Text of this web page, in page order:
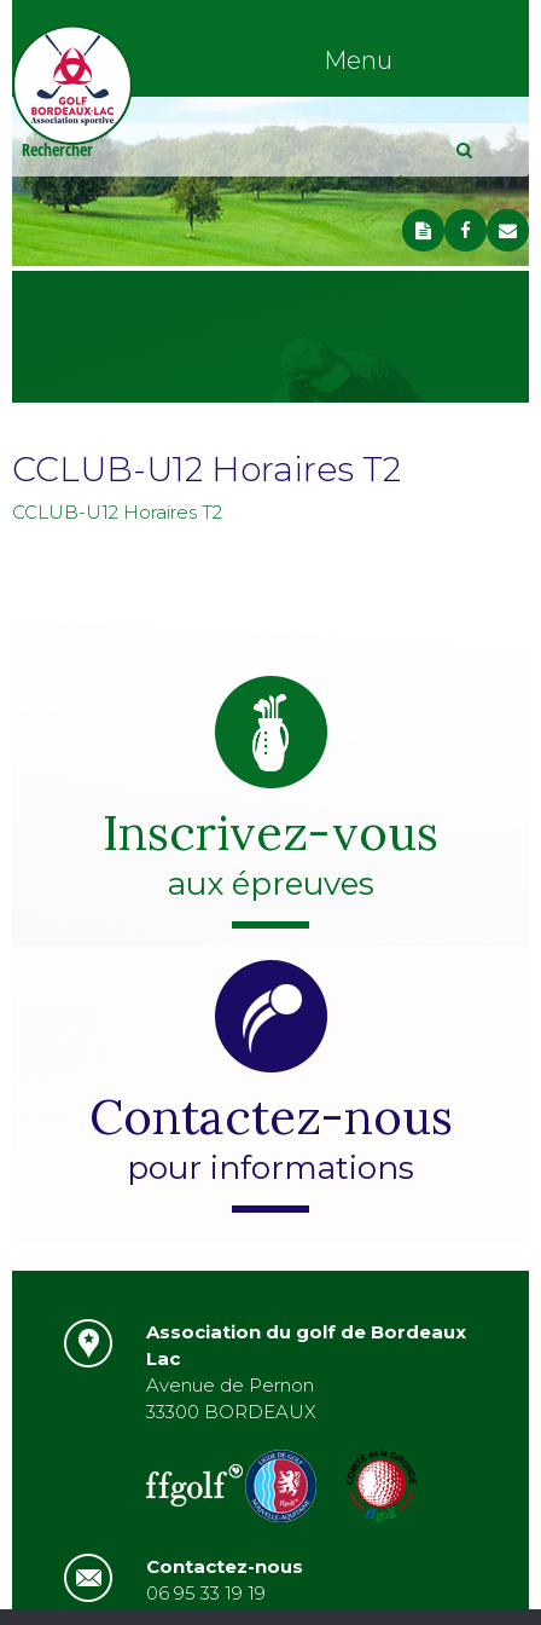
Menu
CCLUB-U12 Horaires T2
CCLUB-U12 Horaires T2
Inscrivez-vous
aux épreuves
Contactez-nous
pour informations
Association du golf de Bordeaux
Lac
Avenue de Pernon
33300 BORDEAUX
Contactez-nous
06 95 33 19 19